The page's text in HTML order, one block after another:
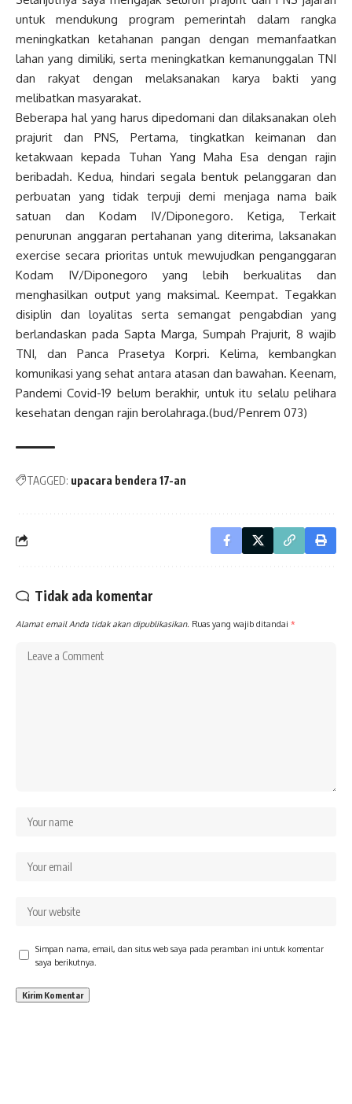
untuk mendukung program pemerintah dalam rangka
meningkatkan ketahanan pangan dengan memanfaatkan
lahan yang dimiliki, serta meningkatkan kemanunggalan TNI
dan rakyat dengan melaksanakan karya bakti yang
melibatkan masyarakat.
Beberapa hal yang harus dipedomani dan dilaksanakan oleh
prajurit dan PNS, Pertama, tingkatkan keimanan dan
ketakwaan kepada Tuhan Yang Maha Esa dengan rajin
beribadah. Kedua, hindari segala bentuk pelanggaran dan
perbuatan yang tidak terpuji demi menjaga nama baik
satuan dan Kodam IV/Diponegoro. Ketiga, Terkait
penurunan anggaran pertahanan yang diterima, laksanakan
exercise secara prioritas untuk mewujudkan penganggaran
Kodam IV/Diponegoro yang lebih berkualitas dan
menghasilkan output yang maksimal. Keempat. Tegakkan
disiplin dan loyalitas serta semangat pengabdian yang
berlandaskan pada Sapta Marga, Sumpah Prajurit, 8 wajib
TNI, dan Panca Prasetya Korpri. Kelima, kembangkan
komunikasi yang sehat antara atasan dan bawahan. Keenam,
Pandemi Covid-19 belum berakhir, untuk itu selalu pelihara
kesehatan dengan rajin berolahraga.(bud/Penrem 073)
TAGGED: upacara bendera 17-an
Tidak ada komentar
Alamat email Anda tidak akan dipublikasikan. Ruas yang wajib ditandai *
Simpan nama, email, dan situs web saya pada peramban ini untuk komentar
saya berikutnya.